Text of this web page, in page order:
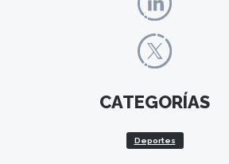
CATEGORÍAS
Deportes